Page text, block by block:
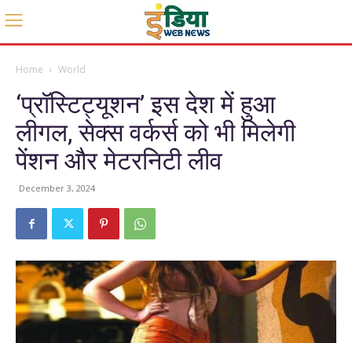
Home World
‘प्रॉस्टिट्यूशन’ इस देश में हुआ
लीगल, सेक्स वर्कर्स को भी मिलेगी
पेंशन और मेटरनिटी लीव
December 3, 2024